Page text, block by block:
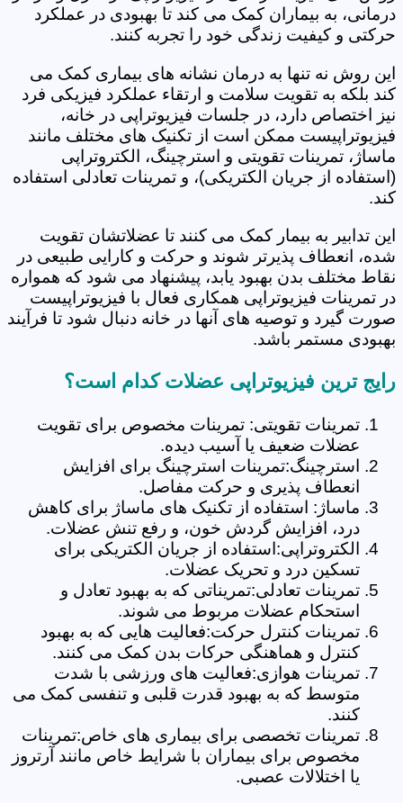
درمانی، به بیماران کمک می کند تا بهبودی در عملکرد
حرکتی و کیفیت زندگی خود را تجربه کنند.
این روش نه تنها به درمان نشانه های بیماری کمک می
کند بلکه به تقویت سلامت و ارتقاء عملکرد فیزیکی فرد
نیز اختصاص دارد، در جلسات فیزیوتراپی در خانه،
فیزیوتراپیست ممکن است از تکنیک های مختلف مانند
ماساژ، تمرینات تقویتی و استرچینگ، الکتروتراپی
(استفاده از جریان الکتریکی)، و تمرینات تعادلی استفاده
کند.
این تدابیر به بیمار کمک می کنند تا عضلاتشان تقویت
شده، انعطاف پذیرتر شوند و حرکت و کارایی طبیعی در
نقاط مختلف بدن بهبود یابد، پیشنهاد می شود که همواره
در تمرینات فیزیوتراپی همکاری فعال با فیزیوتراپیست
صورت گیرد و توصیه های آنها در خانه دنبال شود تا فرآیند
بهبودی مستمر باشد.
رایج ترین فیزیوتراپی عضلات کدام است؟
تمرینات تقویتی: تمرینات مخصوص برای تقویت
عضلات ضعیف یا آسیب دیده.
استرچینگ:تمرینات استرچینگ برای افزایش
انعطاف پذیری و حرکت مفاصل.
ماساژ: استفاده از تکنیک های ماساژ برای کاهش
درد، افزایش گردش خون، و رفع تنش عضلات.
الکتروتراپی:استفاده از جریان الکتریکی برای
تسکین درد و تحریک عضلات.
تمرینات تعادلی:تمریناتی که به بهبود تعادل و
استحکام عضلات مربوط می شوند.
تمرینات کنترل حرکت:فعالیت هایی که به بهبود
کنترل و هماهنگی حرکات بدن کمک می کنند.
تمرینات هوازی:فعالیت های ورزشی با شدت
متوسط که به بهبود قدرت قلبی و تنفسی کمک می
کنند.
تمرینات تخصصی برای بیماری های خاص:تمرینات
مخصوص برای بیماران با شرایط خاص مانند آرتروز
یا اختلالات عصبی.